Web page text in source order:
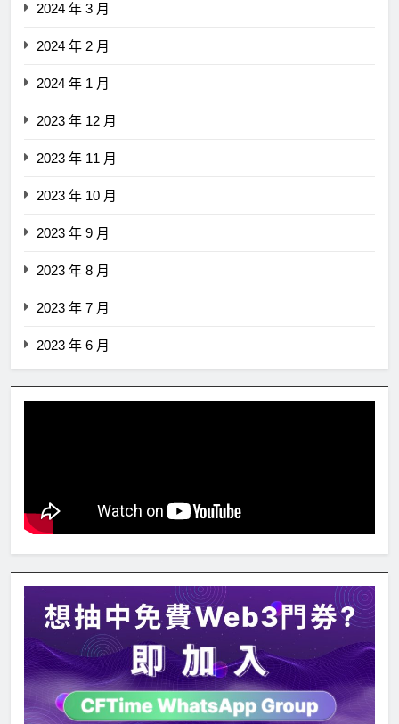
2024 年 3 月
2024 年 2 月
2024 年 1 月
2023 年 12 月
2023 年 11 月
2023 年 10 月
2023 年 9 月
2023 年 8 月
2023 年 7 月
2023 年 6 月